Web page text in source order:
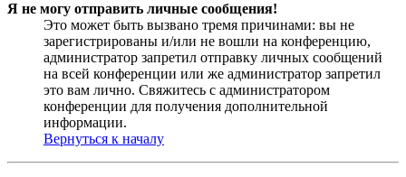
Я не могу отправить личные сообщения!
Это может быть вызвано тремя причинами: вы не
зарегистрированы и/или не вошли на конференцию,
администратор запретил отправку личных сообщений
на всей конференции или же администратор запретил
это вам лично. Свяжитесь с администратором
конференции для получения дополнительной
информации.
Вернуться к началу